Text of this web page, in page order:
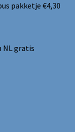
pakketje €4,30
NL gratis